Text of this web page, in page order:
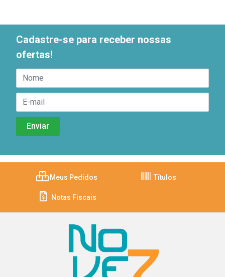
Cadastre-se para receber nossas
ofertas!
Meus Pedidos Títulos
Notas Fiscais